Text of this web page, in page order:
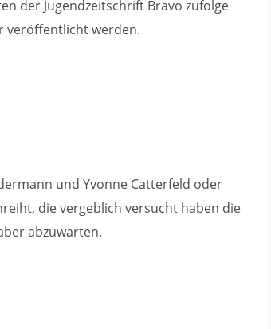
der Jugendzeitschrift Bravo zufolge
veröffentlicht werden.
und Yvonne Catterfeld oder
die vergeblich versucht haben die
abzuwarten.